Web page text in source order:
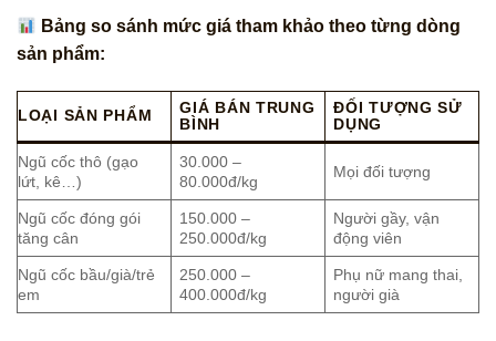
Bảng so sánh mức giá tham khảo theo từng dòng
sản phẩm:
LOẠI SẢN PHẨM
GIÁ BÁN TRUNG
BÌNH
ĐỐI TƯỢNG SỬ
DỤNG
Ngũ cốc thô (gạo
lứt, kê…)
30.000 –
80.000đ/kg
Mọi đối tượng
Ngũ cốc đóng gói
tăng cân
150.000 –
250.000đ/kg
Người gầy, vận
động viên
Ngũ cốc bầu/già/trẻ
em
250.000 –
400.000đ/kg
Phụ nữ mang thai,
người già